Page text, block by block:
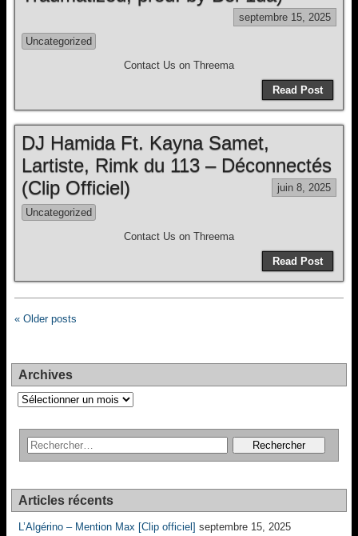
septembre 15, 2025
Uncategorized
Contact Us on Threema
Read Post
DJ Hamida Ft. Kayna Samet,
Lartiste, Rimk du 113 – Déconnectés
(Clip Officiel)
juin 8, 2025
Uncategorized
Contact Us on Threema
Read Post
« Older posts
Archives
Archives
Articles récents
L’Algérino – Mention Max [Clip officiel] septembre 15, 2025